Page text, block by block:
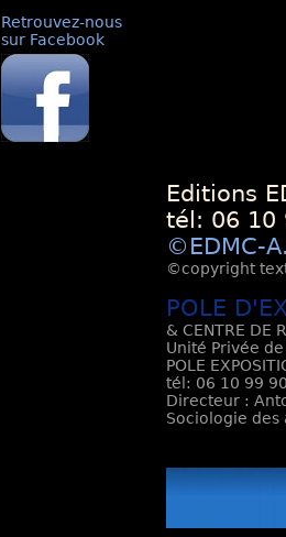
Retrouvez-nous
sur Facebook
Editions
tél: 06 10
©EDMC-
©copyright
POLE
& CENTRE DE
Unité Privée
POLE
tél: 06 10 99
Directeur :
Sociologie